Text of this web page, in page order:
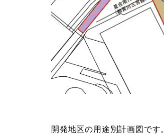
開発地区の用途別計画図で